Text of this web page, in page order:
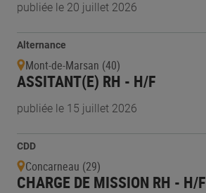
publiée le 20 juillet 2026
Alternance
Mont-de-Marsan (40)
ASSITANT(E) RH - H/F
publiée le 15 juillet 2026
CDD
Concarneau (29)
CHARGE DE MISSION RH - H/F